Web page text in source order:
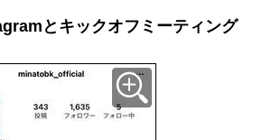
とキックオフミーティング